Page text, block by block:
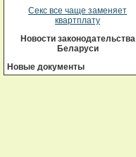
Секс все чаще заменяет
квартплату
Новости законодательства
Беларуси
Новые документы